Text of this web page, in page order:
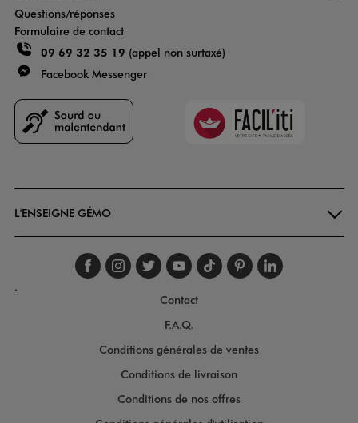
Questions/réponses
Formulaire de contact
09 69 32 35 19 (appel non surtaxé)
Facebook Messenger
Faciliti
L'ENSEIGNE GÉMO
Suivez-nous sur
Suivez-nous sur
Suivez-nous sur
Suivez-nous
Suivez-nous
Suivez-
.
Contact
F.A.Q.
Conditions générales de ventes
Conditions de livraison
Conditions de nos offres